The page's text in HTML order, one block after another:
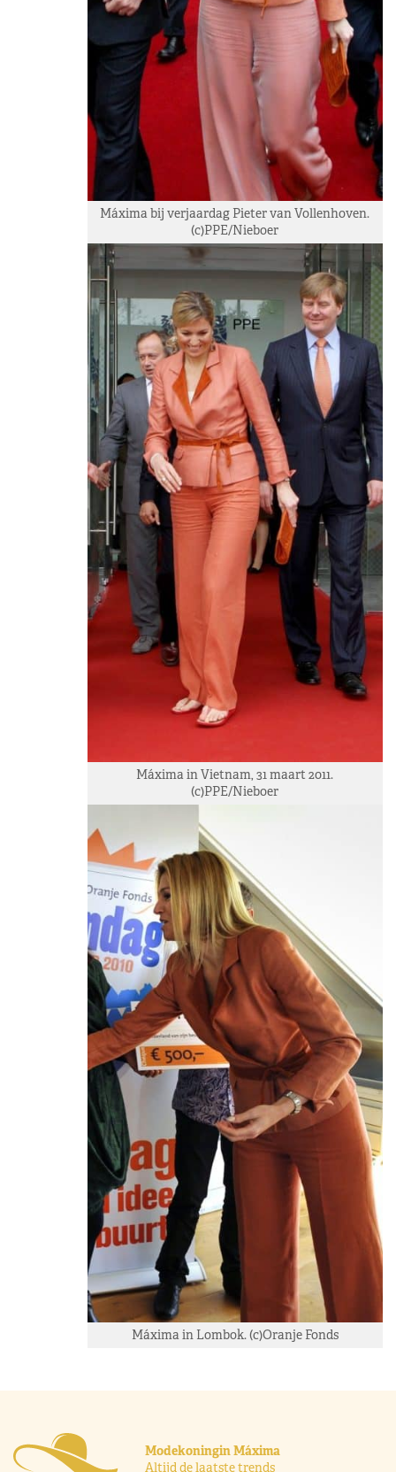
Máxima bij verjaardag Pieter van Vollenhoven.
(c)PPE/Nieboer
Máxima in Vietnam, 31 maart 2011.
(c)PPE/Nieboer
Máxima in Lombok. (c)Oranje Fonds
Modekoningin Máxima
Altijd de laatste trends